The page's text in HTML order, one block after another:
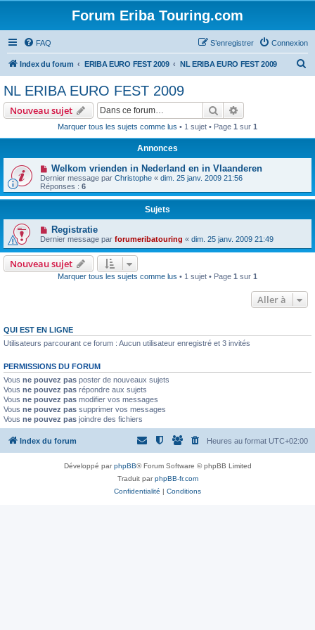
Forum Eriba Touring.com
FAQ Connexion
S’enregistrer
Index du forum ERIBA EURO FEST 2009 NL ERIBA EURO FEST 2009
e
NL ERIBA EURO FEST 2009
Nouveau sujet Rechercher
Marquer tous les sujets comme lus • 1 sujet • Page 1 sur 1
Annonces
Welkom vrienden in Nederland en in Vlaanderen
Dernier message par Christophe « dim. 25 janv. 2009 21:56
Réponses : 6
Sujets
Registratie
Dernier message par forumeribatouring « dim. 25 janv. 2009 21:49
Nouveau sujet
Marquer tous les sujets comme lus • 1 sujet • Page 1 sur 1
Aller à
QUI EST EN LIGNE
Utilisateurs parcourant ce forum : Aucun utilisateur enregistré et 3 invités
PERMISSIONS DU FORUM
Vous ne pouvez pas poster de nouveaux sujets
Vous ne pouvez pas répondre aux sujets
Vous ne pouvez pas modifier vos messages
Vous ne pouvez pas supprimer vos messages
Vous ne pouvez pas joindre des fichiers
Index du forum Heures au format UTC+02:00
Développé parphpBB® Forum Software © phpBB Limited
Traduit parphpBB-fr.com
Confidentialité | Conditions